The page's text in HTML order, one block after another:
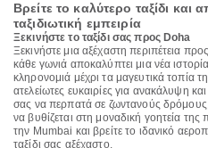
Βρείτε το καλύτερο ταξίδι και
ταξιδιωτική εμπειρία
Ξεκινήστε το ταξίδι σας προς Doha
Ξεκινήστε μια αξέχαστη περιπέτεια
κάθε γωνιά αποκαλύπτει μια νέα
κληρονομιά μέχρι τα μαγευτικά τοπία
ατελείωτες ευκαιρίες για ανακάλυψη
σας να περπατά σε ζωντανούς δρόμους,
να βυθίζεται στη μοναδική γοητεία
την Mumbai και βρείτε το ιδανικό
ταξίδι σας αξέχαστο.